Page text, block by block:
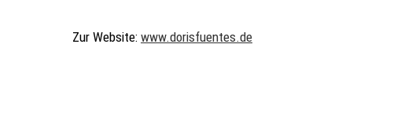
Zur Website: www.dorisfuentes.de